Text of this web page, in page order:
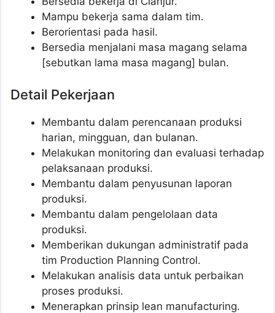
Mampu bekerja sama dalam tim.
Berorientasi pada hasil.
Bersedia menjalani masa magang selama
[sebutkan lama masa magang] bulan.
Detail Pekerjaan
Membantu dalam perencanaan produksi
harian, mingguan, dan bulanan.
Melakukan monitoring dan evaluasi terhadap
pelaksanaan produksi.
Membantu dalam penyusunan laporan
produksi.
Membantu dalam pengelolaan data
produksi.
Memberikan dukungan administratif pada
tim Production Planning Control.
Melakukan analisis data untuk perbaikan
proses produksi.
Menerapkan prinsip lean manufacturing.